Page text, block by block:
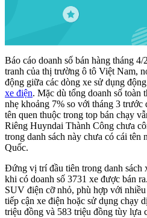
Báo cáo doanh số bán hàng tháng
tranh của thị trường ô tô Việt Nam,
động giữa các dòng xe sử dụng
xe điện. Mặc dù tổng doanh số toàn
nhẹ khoảng 7% so với tháng 3 trước
tên quen thuộc trong top bán chạy
Riêng Huyndai Thành Công chưa
trong danh sách này chưa có cái tên
Quốc.
Đứng vị trí đầu tiên trong danh sách
khi có doanh số 3731 xe được bán
SUV điện cỡ nhỏ, phù hợp với
tiếp cận xe điện hoặc sử dụng chạy
triệu đồng và 583 triệu đồng tùy lựa